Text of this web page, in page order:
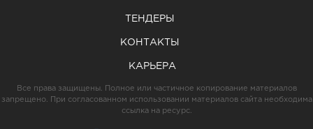
ТЕНДЕРЫ
КОНТАКТЫ
КАРЬЕРА
Все права защищены. Полное или частичное копирование материалов
запрещено. При согласованном использовании материалов сайта необходима
ссылка на ресурс.